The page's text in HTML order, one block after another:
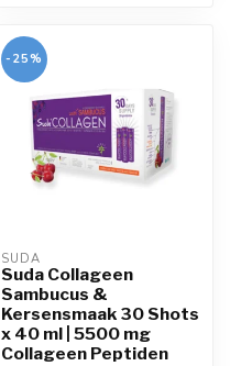
-25%
SUDA
Suda Collageen
Sambucus &
Kersensmaak 30 Shots
x 40 ml | 5500 mg
Collageen Peptiden